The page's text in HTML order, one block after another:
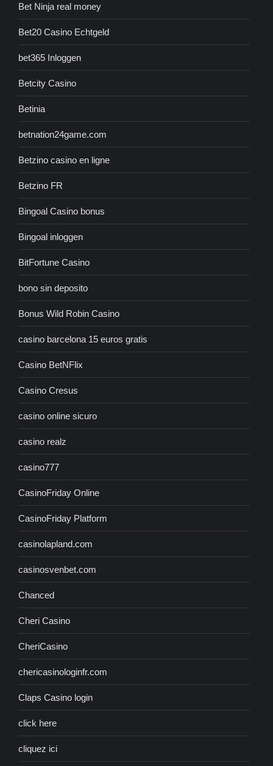
Bet Ninja real money
Bet20 Casino Echtgeld
bet365 Inloggen
Betcity Casino
Betinia
betnation24game.com
Betzino casino en ligne
Betzino FR
Bingoal Casino bonus
Bingoal inloggen
BitFortune Casino
bono sin deposito
Bonus Wild Robin Casino
casino barcelona 15 euros gratis
Casino BetNFlix
Casino Cresus
casino online sicuro
casino realz
casino777
CasinoFriday Online
CasinoFriday Platform
casinolapland.com
casinosvenbet.com
Chanced
Cheri Casino
CheriCasino
chericasinologinfr.com
Claps Casino login
click here
cliquez ici